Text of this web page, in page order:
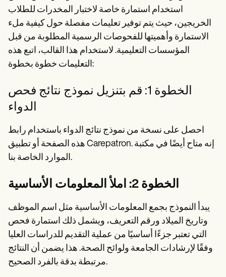
استخدام استمارة خاصة لاختبار المخدرات للطلاب
الخريجين، حيث يتم توفير تعليمات مفصلة حول كيفية ملء
الاستمارة وأهميتها للفحوصات الرسمية المطلوبة من قبل
المؤسسات التعليمية. لاستخدام هذا القالب، اتبع هذه
التعليمات خطوة بخطوة:
الخطوة 1: قم بتنزيل نموذج نتائج فحص
الدواء
احصل على نسخة من نموذج نتائج الدواء باستخدام رابط
هذه الصفحة أو تطبيق Carepatron. إنه متاح أيضًا في مكتبة
الموارد الخاصة بنا.
الخطوة 2: املأ المعلومات الأساسية
يبدأ النموذج بجمع المعلومات الأساسية مثل اسم الموظف
وتاريخ الميلاد ورقم التعريف، ويشمل ذلك استمارة فحص
التي تعتبر جزءًا أساسيًا من عملية التقديم للدراسات العليا
وفقًا لإرشادات الجامعة ولوائح الصحة. هذا يضمن أن النتائج
مرتبطة بدقة بالفرد الصحيح.